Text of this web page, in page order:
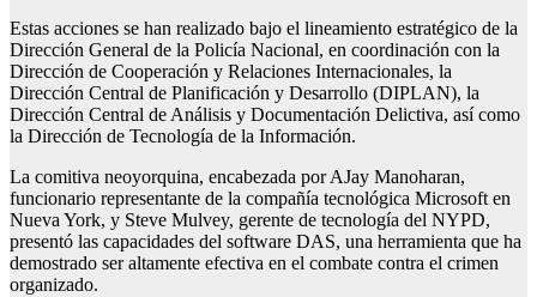
Estas acciones se han realizado bajo el lineamiento estratégico de la
Dirección General de la Policía Nacional, en coordinación con la
Dirección de Cooperación y Relaciones Internacionales, la
Dirección Central de Planificación y Desarrollo (DIPLAN), la
Dirección Central de Análisis y Documentación Delictiva, así como
la Dirección de Tecnología de la Información.
La comitiva neoyorquina, encabezada por AJay Manoharan,
funcionario representante de la compañía tecnológica Microsoft en
Nueva York, y Steve Mulvey, gerente de tecnología del NYPD,
presentó las capacidades del software DAS, una herramienta que ha
demostrado ser altamente efectiva en el combate contra el crimen
organizado.